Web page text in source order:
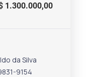
1.300.000,00
da Silva
9154